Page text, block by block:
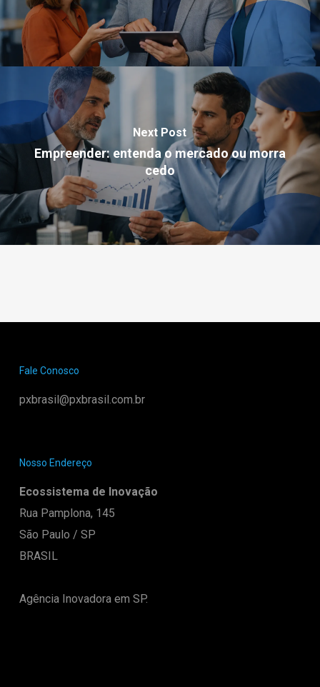
Next Post
Empreender: entenda o mercado ou morra
cedo
Fale Conosco
pxbrasil@pxbrasil.com.br
Nosso Endereço
Ecossistema de Inovação
Rua Pamplona, 145
São Paulo / SP
BRASIL
Agência Inovadora em SP.